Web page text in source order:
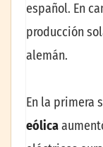
español. En
producción
alemán.
En la primera
eólica